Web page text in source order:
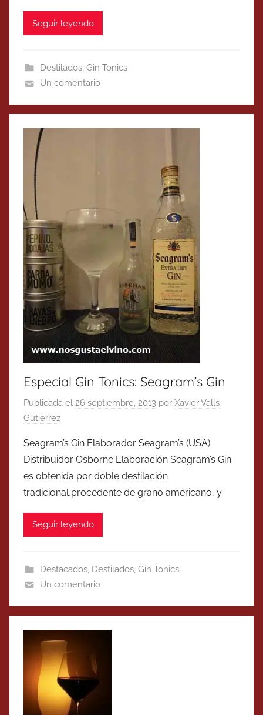
Seguir leyendo
Destilados, Gin Tonics
Un comentario
Especial Gin Tonics: Seagram’s Gin
Publicada el 26 septiembre, 2013 por Xavier Valls
Gutierrez
Seagram’s Gin Elaborador Seagram’s (USA)
Distribuidor Osborne Elaboración Seagram’s Gin
es obtenida por doble destilación
tradicional,procedente de grano americano, y
Seguir leyendo
Destacados, Destilados, Gin Tonics
Un comentario